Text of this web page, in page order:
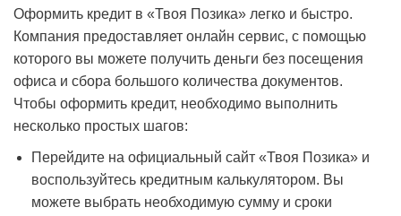
Оформить кредит в «Твоя Позика» легко и быстро.
Компания предоставляет онлайн сервис, с помощью
которого вы можете получить деньги без посещения
офиса и сбора большого количества документов.
Чтобы оформить кредит, необходимо выполнить
несколько простых шагов:
Перейдите на официальный сайт «Твоя Позика» и
воспользуйтесь кредитным калькулятором. Вы
можете выбрать необходимую сумму и сроки